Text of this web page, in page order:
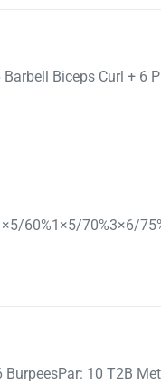
Barbell Biceps Curl + 6
60%1×5/70%3×6/
BurpeesPar: 10 T2B